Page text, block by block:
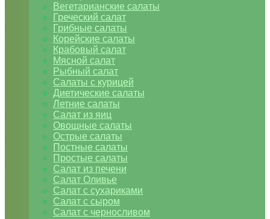
Вегетарианские салаты
Греческий салат
Грибные салаты
Корейские салаты
Крабовый салат
Мясной салат
Рыбный салат
Салаты с курицей
Диетические салаты
Летние салаты
Салат из яиц
Овощные салаты
Острые салаты
Постные салаты
Простые салаты
Салат из печени
Салат Оливье
Салат с сухариками
Салат с сыром
Салат с черносливом